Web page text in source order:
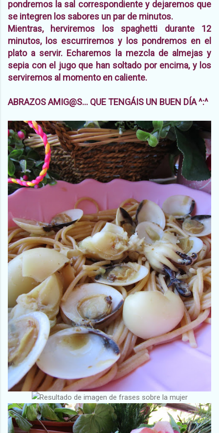
pondremos la sal correspondiente y dejaremos que
se integren los sabores un par de minutos.
Mientras, herviremos los spaghetti durante 12
minutos, los escurriremos y los pondremos en el
plato a servir. Echaremos la mezcla de almejas y
sepia con el jugo que han soltado por encima, y los
serviremos al momento en caliente.
ABRAZOS AMIG@S... QUE TENGÁIS UN BUEN DÍA ^:^